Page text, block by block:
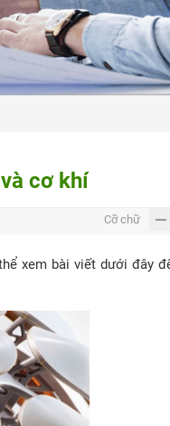
cơ khí
Cỡ chữ
xem bài viết dưới đây